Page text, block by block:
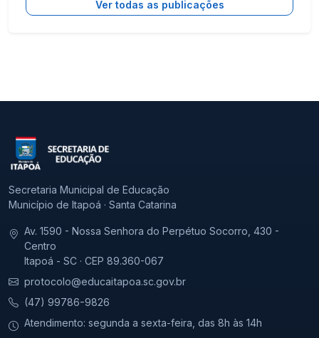
Ver todas as publicações
Secretaria Municipal de Educação
Município de Itapoá · Santa Catarina
Av. 1590 - Nossa Senhora do Perpétuo Socorro, 430 -
Centro
Itapoá - SC · CEP 89.360-067
protocolo@educaitapoa.sc.gov.br
(47) 99786-9826
Atendimento: segunda a sexta-feira, das 8h às 14h